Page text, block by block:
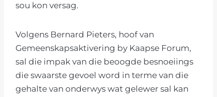
sou kon versag.
Volgens Bernard Pieters, hoof van
Gemeenskapsaktivering by Kaapse Forum,
sal die impak van die beoogde besnoeiings
die swaarste gevoel word in terme van die
gehalte van onderwys wat gelewer sal kan